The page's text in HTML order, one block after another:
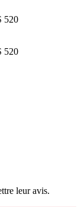
520
520
leur avis.